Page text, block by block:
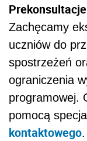
Zachęcamy
uczniów do
spostrzeżeń
ograniczenia
programowej.
pomocą
kontaktowego.